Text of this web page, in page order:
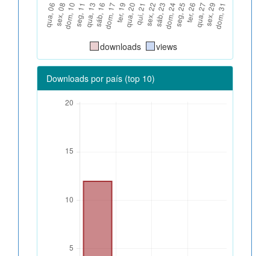
downloads views
Downloads por país (top 10)